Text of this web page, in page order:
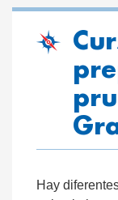
Hay